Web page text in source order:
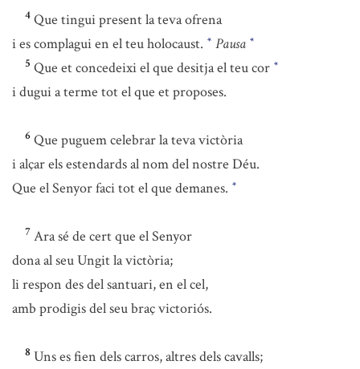
4 Que tingui present la teva ofrena
i es complagui en el teu holocaust. * Pausa *
5 Que et concedeixi el que desitja el teu cor *
i dugui a terme tot el que et proposes.
6 Que puguem celebrar la teva victòria
i alçar els estendards al nom del nostre Déu.
Que el Senyor faci tot el que demanes. *
7 Ara sé de cert que el Senyor
dona al seu Ungit la victòria;
li respon des del santuari, en el cel,
amb prodigis del seu braç victoriós.
8 Uns es fien dels carros, altres dels cavalls;